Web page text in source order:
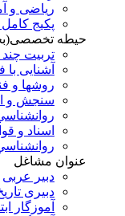
ریاضی و
پکیج
حیطه
تربیت
آشنایی
روشها و
سنجش و
اسناد و
عنوان مشاغل
دبير عربی
دبیری
آموزگار